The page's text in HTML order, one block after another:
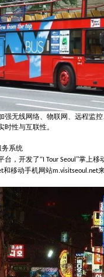
强无线网络、物联网、远程监
性与互联性。
务系统
台，开发了“I Tour Seoul”掌上移
和移动手机网站m.visitseoul.net